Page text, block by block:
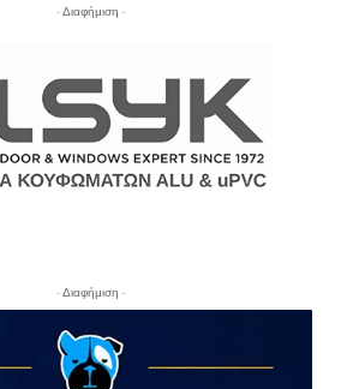
- Διαφήμιση -
- Διαφήμιση -